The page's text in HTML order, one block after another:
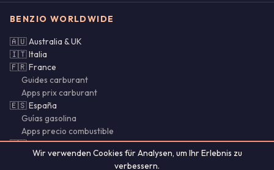
BENZIO WORLDWIDE
🇦🇺 Australia & UK
🇮🇹 Italia
🇫🇷 France
Guides carburant
Apps prix carburant
🇪🇸 España
Guías gasolina
Apps precio combustible
🇵🇹 Portugal & Brasil
🌍 SI · CY · LU · MX · CL
Wir verwenden Cookies für Analysen, um Ihr Erlebnis zu
verbessern.